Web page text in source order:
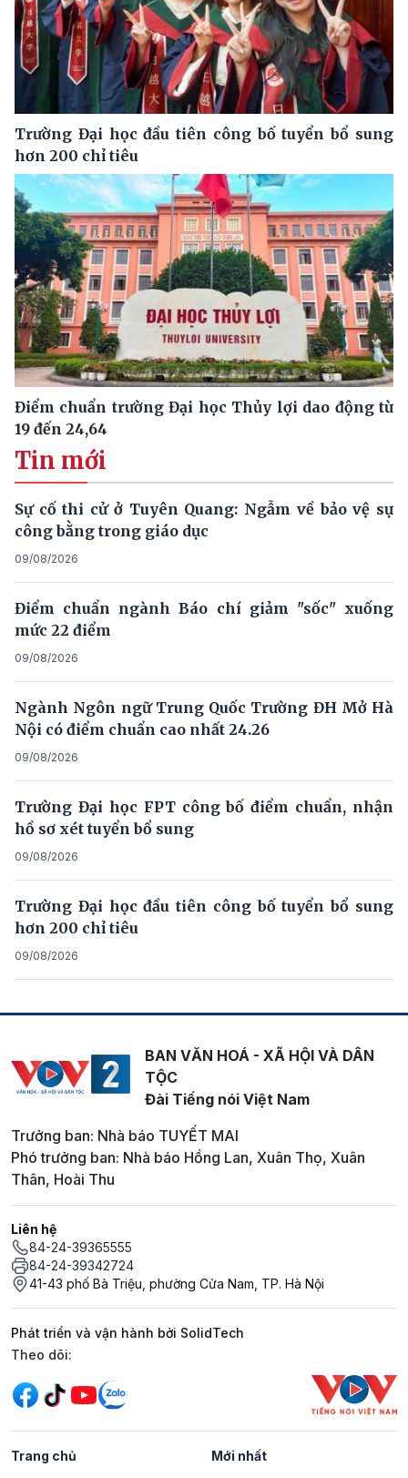
Trường Đại học đầu tiên công bố tuyển bổ sung
hơn 200 chỉ tiêu
Điểm chuẩn trường Đại học Thủy lợi dao động từ
19 đến 24,64
Tin mới
Sự cố thi cử ở Tuyên Quang: Ngẫm về bảo vệ sự
công bằng trong giáo dục
09/08/2026
Điểm chuẩn ngành Báo chí giảm "sốc" xuống
mức 22 điểm
09/08/2026
Ngành Ngôn ngữ Trung Quốc Trường ĐH Mở Hà
Nội có điểm chuẩn cao nhất 24.26
09/08/2026
Trường Đại học FPT công bố điểm chuẩn, nhận
hồ sơ xét tuyển bổ sung
09/08/2026
Trường Đại học đầu tiên công bố tuyển bổ sung
hơn 200 chỉ tiêu
09/08/2026
BAN VĂN HOÁ - XÃ HỘI VÀ DÂN
TỘC
Đài Tiếng nói Việt Nam
Trưởng ban: Nhà báo TUYẾT MAI
Phó trưởng ban: Nhà báo Hồng Lan, Xuân Thọ, Xuân
Thân, Hoài Thu
Liên hệ
84-24-39365555
84-24-39342724
41-43 phố Bà Triệu, phường Cửa Nam, TP. Hà Nội
Phát triển và vận hành bởi SolidTech
Mạng xã hội
Theo dõi:
Trang chủ Mới nhất